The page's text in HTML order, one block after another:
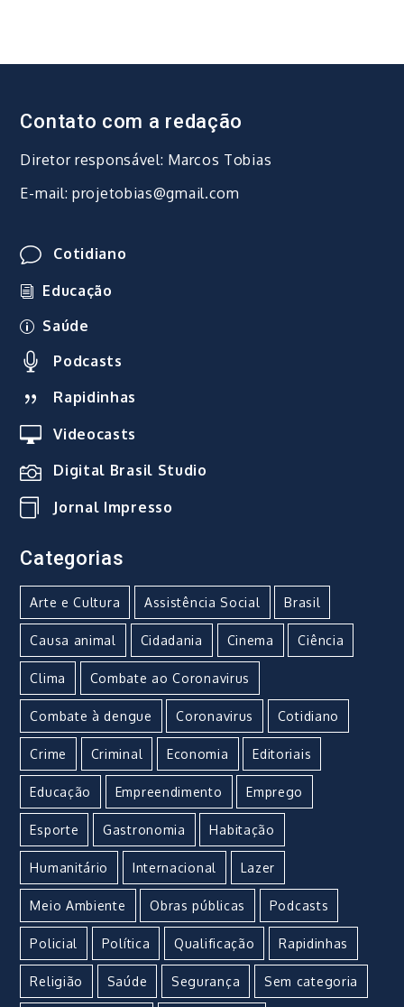
Contato com a redação
Diretor responsável: Marcos Tobias
E-mail: projetobias@gmail.com
Cotidiano
Educação
Saúde
Podcasts
Rapidinhas
Videocasts
Digital Brasil Studio
Jornal Impresso
Categorias
Arte e Cultura Assistência Social Brasil
Causa animal Cidadania Cinema Ciência
Clima Combate ao Coronavirus
Combate à dengue Coronavirus Cotidiano
Crime Criminal Economia Editoriais
Educação Empreendimento Emprego
Esporte Gastronomia Habitação
Humanitário Internacional Lazer
Meio Ambiente Obras públicas Podcasts
Policial Política Qualificação Rapidinhas
Religião Saúde Segurança Sem categoria